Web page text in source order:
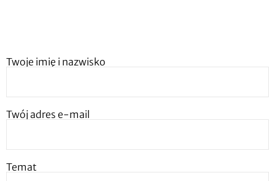
Twoje imię i nazwisko
Twój adres e-mail
Temat